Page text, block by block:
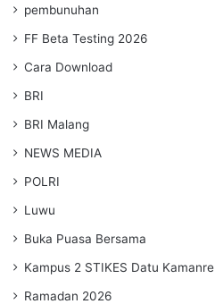
pembunuhan
FF Beta Testing 2026
Cara Download
BRI
BRI Malang
NEWS MEDIA
POLRI
Luwu
Buka Puasa Bersama
Kampus 2 STIKES Datu Kamanre
Ramadan 2026